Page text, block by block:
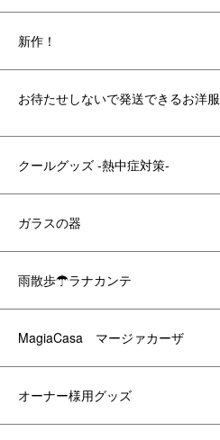
新作！
お待たせしないで発送できるお洋服
クールグッズ -熱中症対策-
ガラスの器
雨散歩☂ラナカンテ
MagiaCasa マージァカーザ
オーナー様用グッズ